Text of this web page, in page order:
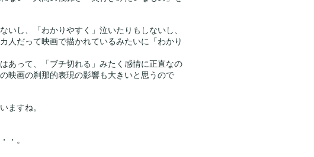
いし、「わかりやすく」泣いたりもしないし、
人だって映画で描かれているみたいに「わかり
あって、「ブチ切れる」みたく感情に正直なの
映画の刹那的表現の影響も大きいと思うので
ますね。
・。